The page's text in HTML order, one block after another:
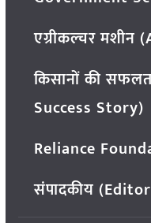
एग्रीकल्चर
किसानों की
Success Story)
Reliance
संपादकीय